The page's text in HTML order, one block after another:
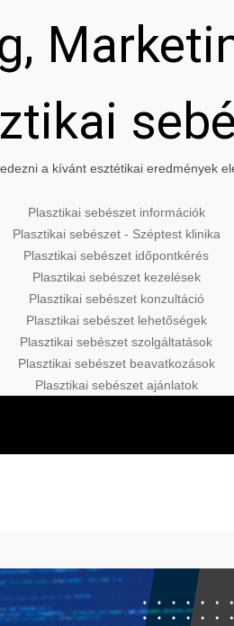
a kívánt esztétikai eredmények
Plasztikai sebészet információk
Plasztikai sebészet - Széptest klinika
Plasztikai sebészet időpontkérés
Plasztikai sebészet kezelések
Plasztikai sebészet konzultáció
Plasztikai sebészet lehetőségek
Plasztikai sebészet szolgáltatások
Plasztikai sebészet beavatkozások
Plasztikai sebészet ajánlatok